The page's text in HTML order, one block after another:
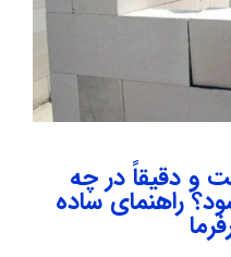
و دقیقاً در چه
راهنمای ساده